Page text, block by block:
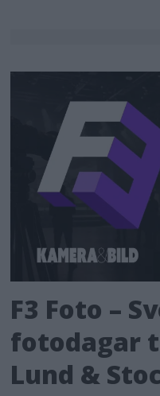
F3 Foto –
fotodagar
Lund &